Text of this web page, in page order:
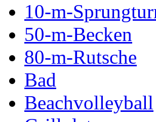
10-m-
50-m-Becken
80-m-Rutsche
Bad
Beachvolleyball